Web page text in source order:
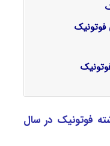
فوتونیک
فوتونیک در سال